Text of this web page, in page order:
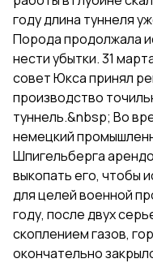
году длина туннеля
Порода продолжала
нести убытки. 31
совет Юкса принял
производство
туннель.&nbsp; Во
немецкий
Шпигельберга
выкопать его, чтобы
для целей военной
году, после двух
скоплением газов,
окончательно